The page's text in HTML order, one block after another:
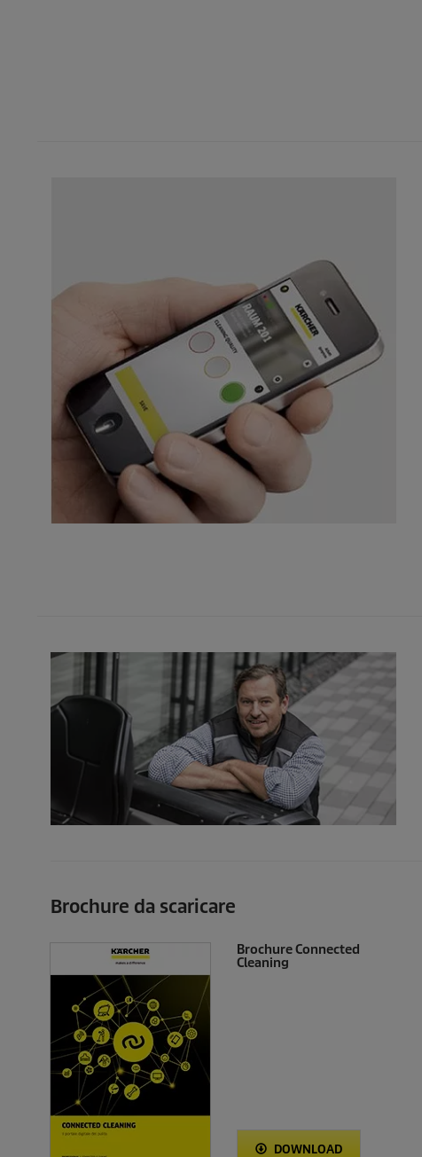
Brochure da scaricare
Brochure Connected
Cleaning
DOWNLOAD